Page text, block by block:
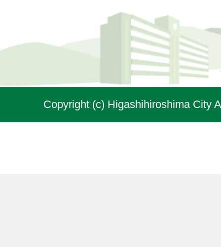
Copyright (c) Higashihiroshima City